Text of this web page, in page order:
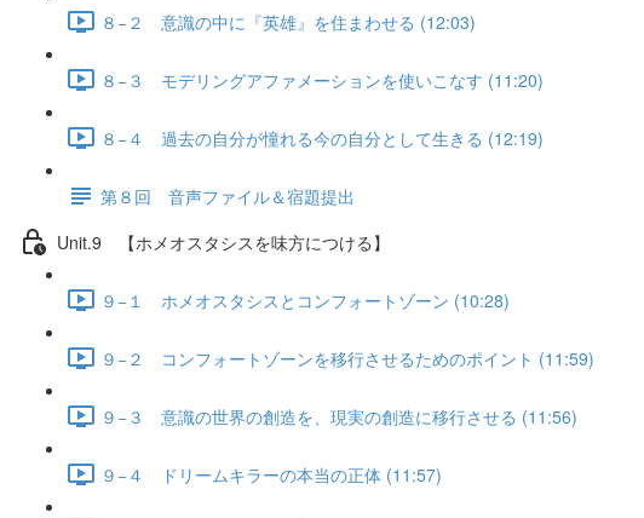
８−２ 意識の中に『英雄』を住まわせる (12:03)
８−３ モデリングアファメーションを使いこなす (11:20)
８−４ 過去の自分が憧れる今の自分として生きる (12:19)
第８回 音声ファイル＆宿題提出
Unit.9 【ホメオスタシスを味方につける】
９−１ ホメオスタシスとコンフォートゾーン (10:28)
９−２ コンフォートゾーンを移行させるためのポイント (11:59)
９−３ 意識の世界の創造を、現実の創造に移行させる (11:56)
９−４ ドリームキラーの本当の正体 (11:57)